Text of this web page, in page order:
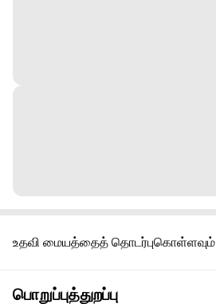
உதவி மையத்தைத் தொடர்புகொள்ளவும்
பொறுப்புத்துறப்பு